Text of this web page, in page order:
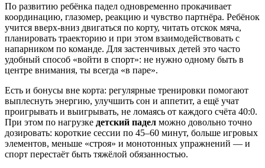
По развитию ребёнка падел одновременно прокачивает
координацию, глазомер, реакцию и чувство партнёра. Ребёнок
учится вверх-вниз двигаться по корту, читать отскок мяча,
планировать траекторию и при этом взаимодействовать с
напарником по команде. Для застенчивых детей это часто
удобный способ «войти в спорт»: не нужно одному быть в
центре внимания, ты всегда «в паре».
Есть и бонусы вне корта: регулярные тренировки помогают
выплеснуть энергию, улучшить сон и аппетит, а ещё учат
проигрывать и выигрывать, не ломаясь от каждого счёта 40:0.
При этом по нагрузке детский падел можно довольно точно
дозировать: короткие сессии по 45–60 минут, больше игровых
элементов, меньше «строя» и монотонных упражнений — и
спорт перестаёт быть тяжёлой обязанностью.